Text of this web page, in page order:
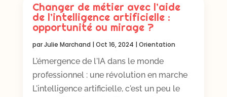
Changer de métier avec l’aide
de l’intelligence artificielle :
opportunité ou mirage ?
parJulie Marchand | Oct 16, 2024 | Orientation
L'émergence de l'IA dans le monde
professionnel : une révolution en marche
L'intelligence artificielle, c'est un peu le